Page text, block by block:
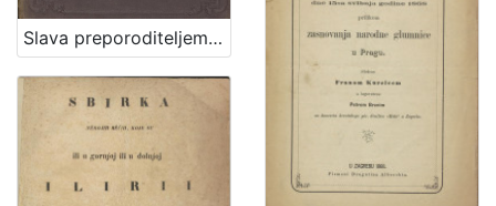
Slava preporoditeljem / nacrt [naslovne stranice] Nikole Mašića